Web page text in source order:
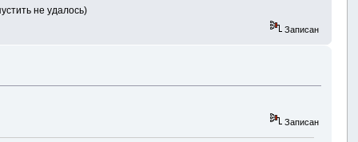
не удалось)
Записан
Записан